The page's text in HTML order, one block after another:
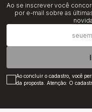
Ao se inscrever você
por e-mail sobre as
Ao concluir o cadastro, você
da proposta. Atenção: O